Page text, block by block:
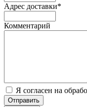
Адрес доставки*
Комментарий
Я согласен на